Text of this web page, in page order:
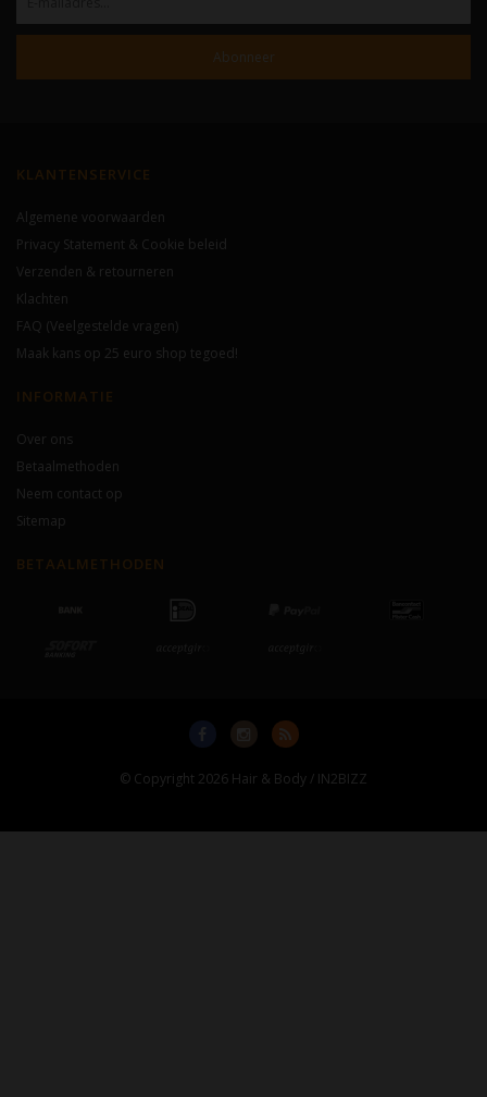
Abonneer
KLANTENSERVICE
Algemene voorwaarden
Privacy Statement & Cookie beleid
Verzenden & retourneren
Klachten
FAQ (Veelgestelde vragen)
Maak kans op 25 euro shop tegoed!
INFORMATIE
Over ons
Betaalmethoden
Neem contact op
Sitemap
BETAALMETHODEN
© Copyright 2026 Hair & Body / IN2BIZZ